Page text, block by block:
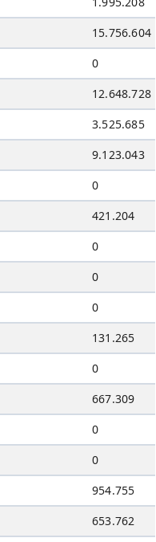
15.756.604
0
12.648.728
3.525.685
9.123.043
0
421.204
0
0
0
131.265
0
667.309
0
0
954.755
653.762